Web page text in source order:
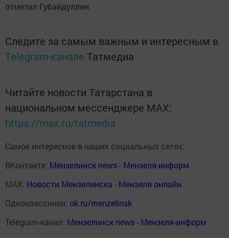
отметил Губайдуллин.
Следите за самым важным и интересным в
Telegram-канале Татмедиа
Читайте новости Татарстана в
национальном мессенджере MАХ:
https://max.ru/tatmedia
Самое интересное в наших социальных сетях:
ВКонтакте: Мензелинск news - Мензеля-информ
MAX: Новости Мензелинска - Мензеля онлайн
Одноклассники: ok.ru/menzelinsk
Telegram-канал: Мензелинск news - Мензеля-информ